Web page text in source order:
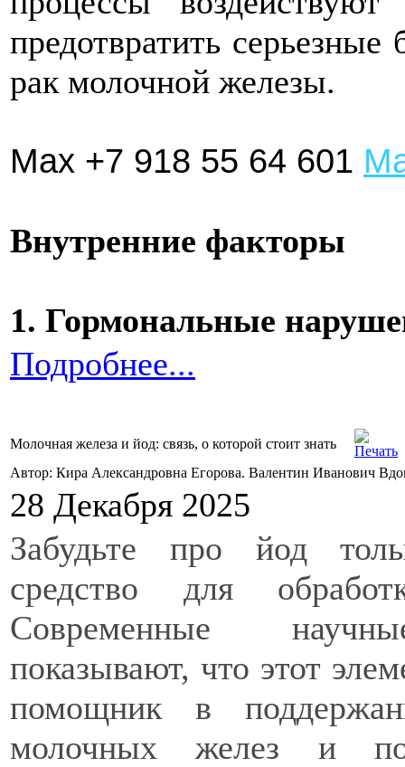
предотвратить серьезные
рак молочной железы.
Max +7 918 55 64 601
Внутренние факторы
1. Гормональные
Подробнее...
Молочная железа и йод: связь, о которой стоит знать
Автор: Кира Александровна Егорова. Валентин Иванович
28 Декабря 2025
Забудьте про йод
средство для
Современные
показывают, что этот
помощник в
молочных желез и